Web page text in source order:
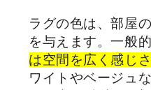
ラグの色は、部屋
を与えます。一般的
は空間を広く感じ
ワイトやベージュ